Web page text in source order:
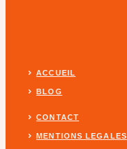
ACCUEIL
BLOG
CONTACT
MENTIONS LEGALES